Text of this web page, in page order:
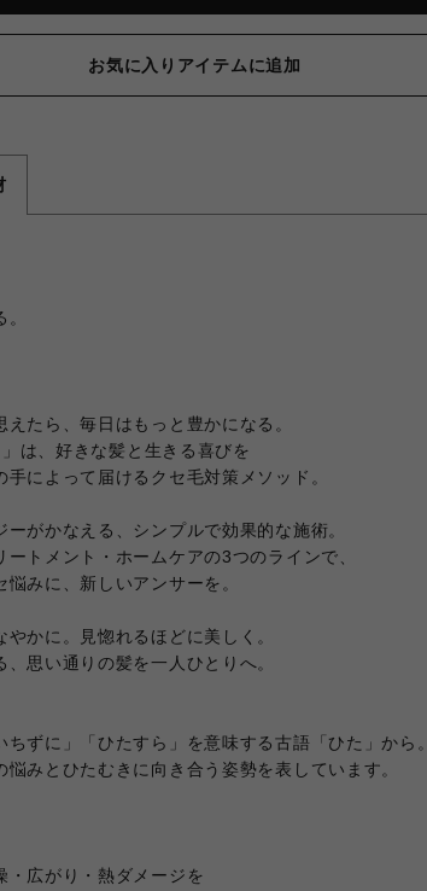
お気に入りアイテムに追加
えたら、毎日はもっと豊かになる。
」は、好きな髪と生きる喜びを
手によって届けるクセ毛対策メソッド。
ーがかなえる、シンプルで効果的な施術。
ートメント・ホームケアの3つのラインで、
悩みに、新しいアンサーを。
かに。見惚れるほどに美しく。
思い通りの髪を一人ひとりへ。
ちずに」「ひたすら」を意味する古語「ひた」から。
悩みとひたむきに向き合う姿勢を表しています。
・広がり・熱ダメージを